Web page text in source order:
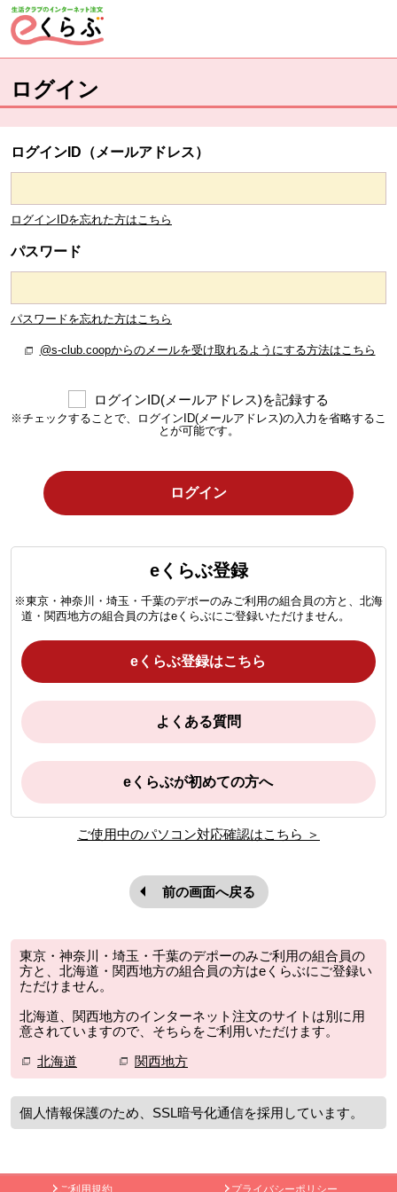
ページの先頭です。
ログイン
ログインID（メールアドレス）
ログインIDを忘れた方はこちら
パスワード
パスワードを忘れた方はこちら
@s-club.coopからのメールを受け取れるようにする方法はこちら
ログインID(メールアドレス)を記録する
※チェックすることで、ログインID(メールアドレス)の入力を省略するこ
とが可能です。
ログイン
eくらぶ登録
※東京・神奈川・埼玉・千葉のデポーのみご利用の組合員の方と、北海
道・関西地方の組合員の方はeくらぶにご登録いただけません。
eくらぶ登録はこちら
よくある質問
eくらぶが初めての方へ
ご使用中のパソコン対応確認はこちら ＞
前の画面へ戻る
東京・神奈川・埼玉・千葉のデポーのみご利用の組合員の
方と、北海道・関西地方の組合員の方はeくらぶにご登録い
ただけません。
北海道、関西地方のインターネット注文のサイトは別に用
意されていますので、そちらをご利用いただけます。
北海道
関西地方
個人情報保護のため、SSL暗号化通信を採用しています。
本文ここまで。
ここから共通フッターメニューです。
ご利用規約 プライバシーポリシー